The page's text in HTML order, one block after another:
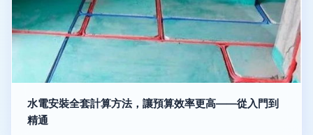
水電安裝全套計算方法，讓預算效率更高——從入門到
精通